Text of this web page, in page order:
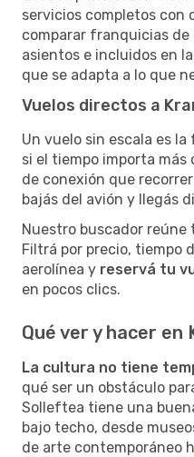
servicios completos con
comparar franquicias
asientos e incluidos en
que se adapta a lo que
Vuelos directos a
Un vuelo sin escala es
si el tiempo importa más
de conexión que
bajás del avión y llegás
Nuestro buscador reúne
Filtrá por precio, tiempo
aerolínea y reservá tu
en pocos clics.
Qué ver y hacer
La cultura no tiene
qué ser un obstáculo
Solleftea tiene una
bajo techo, desde
de arte contemporáneo